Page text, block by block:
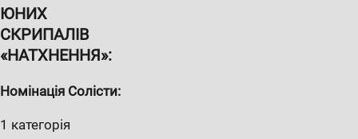
ЮНИХ
СКРИПАЛІВ
«НАТХНЕННЯ»:
Номінація Солісти:
1 категорія